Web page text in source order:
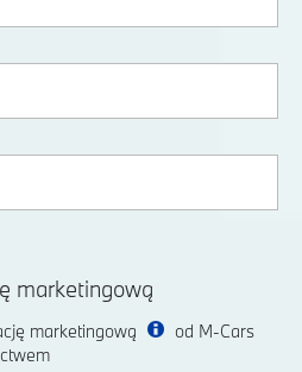
marketingową
marketingową
od M-Cars